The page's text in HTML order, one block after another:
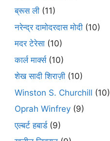
ब्रूस ली (11)
नरेन्द्र दामोदरदास मोदी (10)
मदर टेरेसा (10)
कार्ल मार्क्स(10)
शेख सादी शिराज़ी (10)
Winston S. Churchill (10)
Oprah Winfrey (9)
एल्बर्ट हबार्ड(9)